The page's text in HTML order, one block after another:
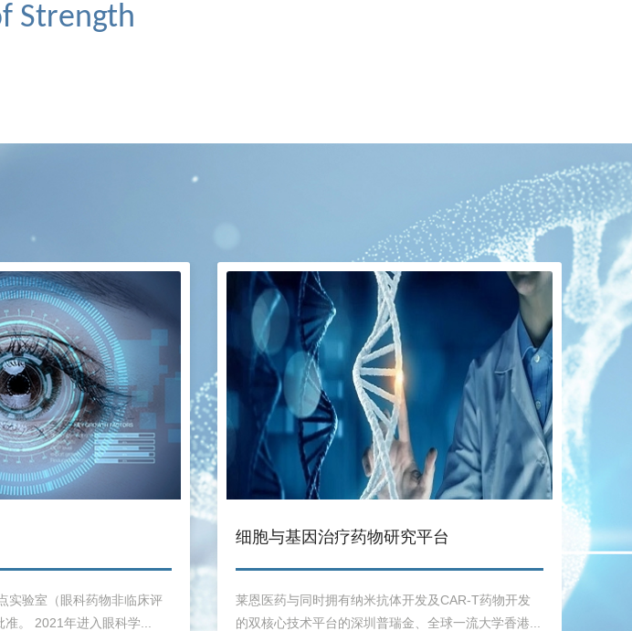
Strength
实验室（眼科药物非临床评
。 2021年进入眼科学...
细胞与基因治疗药物研究平台
莱恩医药与同时拥有纳⽶抗体开发及CAR-T药物开发
的双核⼼技术平台的深圳普瑞⾦、全球⼀流⼤学⾹港...